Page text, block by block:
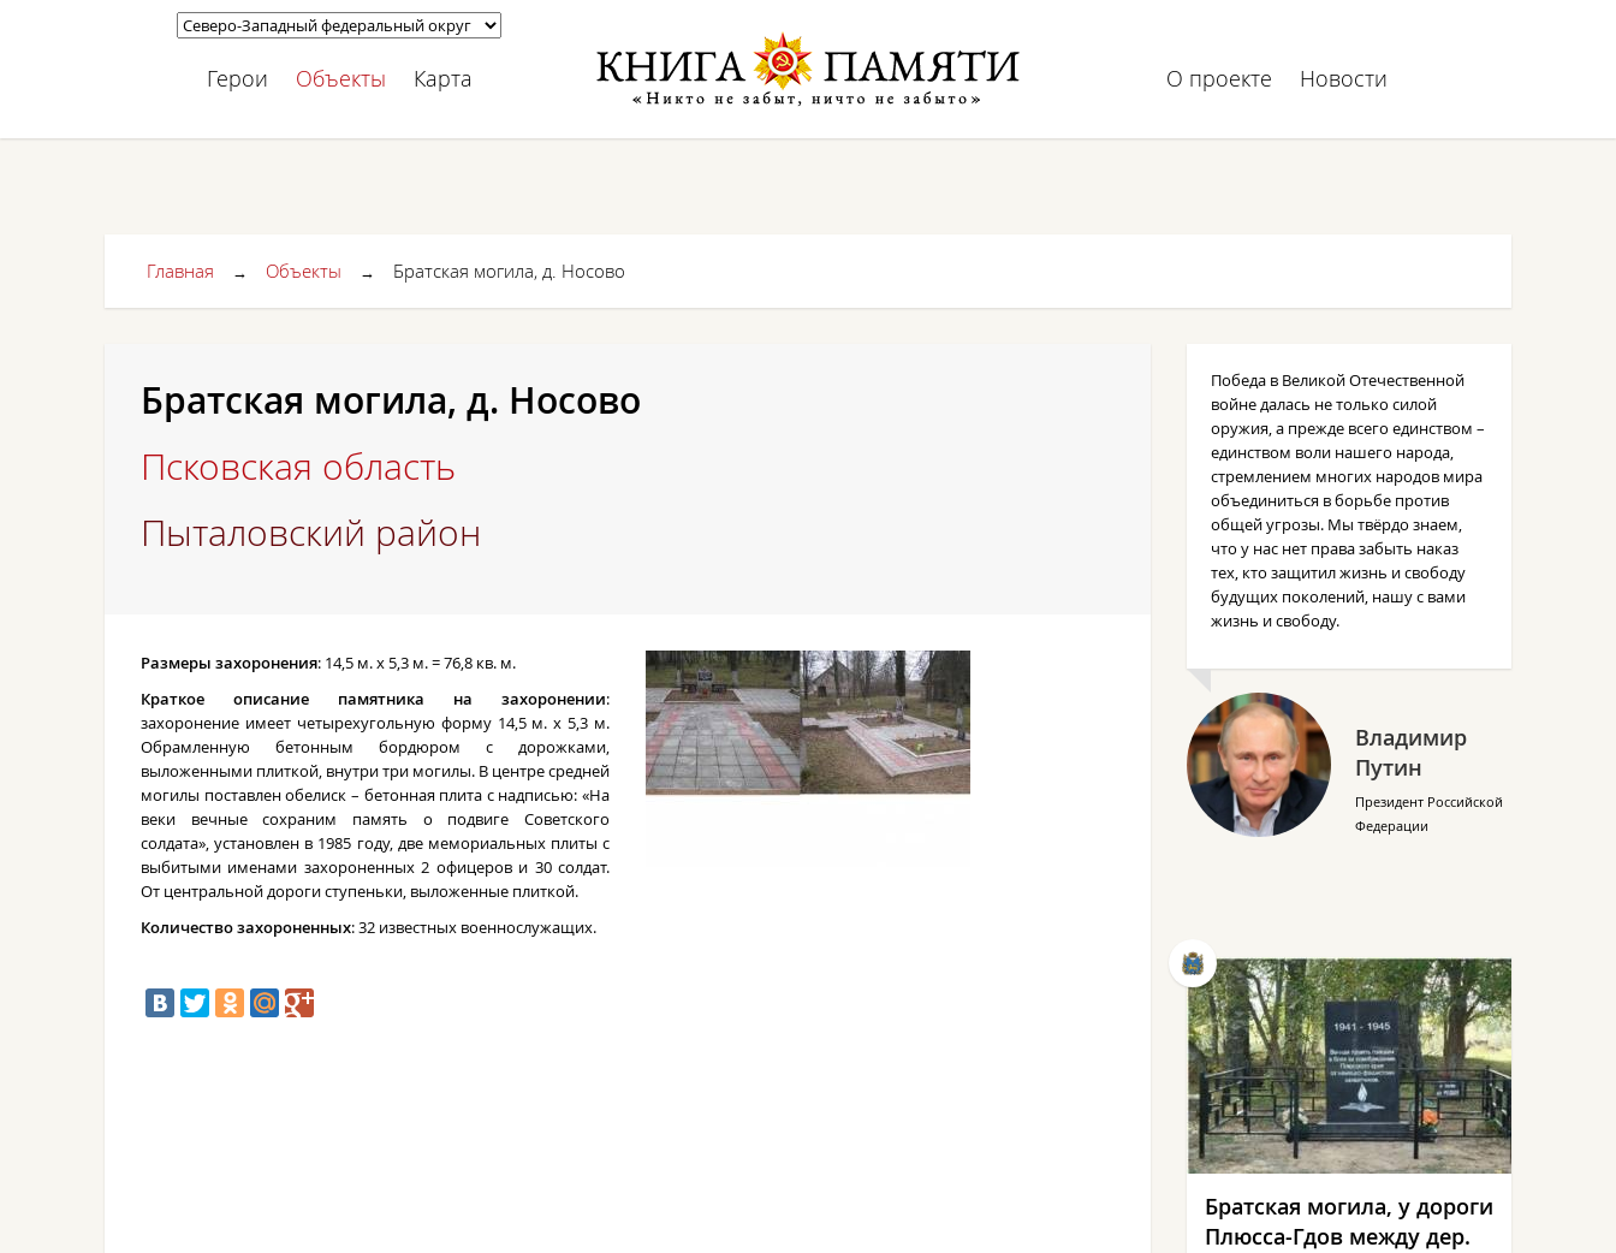
Герои Объекты Карта О проекте Новости
Главная → Объекты → Братская могила, д. Носово
Братская могила, д. Носово
Псковская область
Пыталовский район
Размеры захоронения: 14,5 м. х 5,3 м. = 76,8 кв. м.
Краткое описание памятника на захоронении:
захоронение имеет четырехугольную форму 14,5 м. х 5,3 м.
Обрамленную бетонным бордюром с дорожками,
выложенными плиткой, внутри три могилы. В центре средней
могилы поставлен обелиск – бетонная плита с надписью: «На
веки вечные сохраним память о подвиге Советского
солдата», установлен в 1985 году, две мемориальных плиты с
выбитыми именами захороненных 2 офицеров и 30 солдат.
От центральной дороги ступеньки, выложенные плиткой.
Количество захороненных: 32 известных военнослужащих.
Победа в Великой Отечественной
войне далась не только силой
оружия, а прежде всего единством –
единством воли нашего народа,
стремлением многих народов мира
объединиться в борьбе против
общей угрозы. Мы твёрдо знаем,
что у нас нет права забыть наказ
тех, кто защитил жизнь и свободу
будущих поколений, нашу с вами
жизнь и свободу.
Владимир
Путин
Президент Российской
Федерации
Братская могила, у дороги
Плюсса-Гдов между дер.